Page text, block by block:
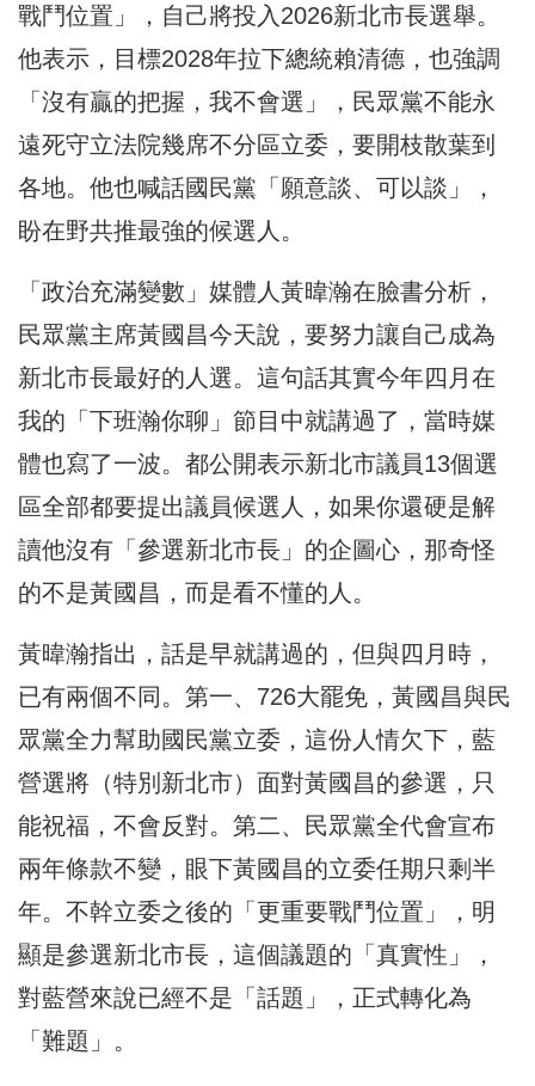
戰鬥位置」，自己將投入2026新北市長選舉。
他表示，目標2028年拉下總統賴清德，也強調
「沒有贏的把握，我不會選」，民眾黨不能永
遠死守立法院幾席不分區立委，要開枝散葉到
各地。他也喊話國民黨「願意談、可以談」，
盼在野共推最強的候選人。
「政治充滿變數」媒體人黃暐瀚在臉書分析，
民眾黨主席黃國昌今天說，要努力讓自己成為
新北市長最好的人選。這句話其實今年四月在
我的「下班瀚你聊」節目中就講過了，當時媒
體也寫了一波。都公開表示新北市議員13個選
區全部都要提出議員候選人，如果你還硬是解
讀他沒有「參選新北市長」的企圖心，那奇怪
的不是黃國昌，而是看不懂的人。
黃暐瀚指出，話是早就講過的，但與四月時，
已有兩個不同。第一、726大罷免，黃國昌與民
眾黨全力幫助國民黨立委，這份人情欠下，藍
營選將（特別新北市）面對黃國昌的參選，只
能祝福，不會反對。第二、民眾黨全代會宣布
兩年條款不變，眼下黃國昌的立委任期只剩半
年。不幹立委之後的「更重要戰鬥位置」，明
顯是參選新北市長，這個議題的「真實性」，
對藍營來說已經不是「話題」，正式轉化為
「難題」。